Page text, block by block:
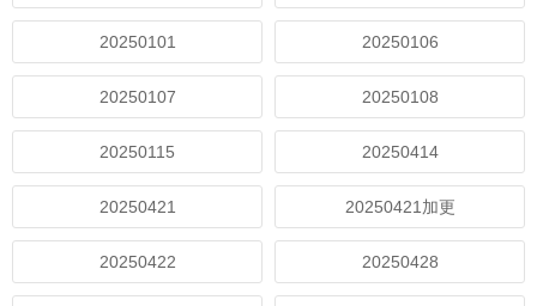
20250101 20250106
20250107 20250108
20250115 20250414
20250421 20250421加更
20250422 20250428